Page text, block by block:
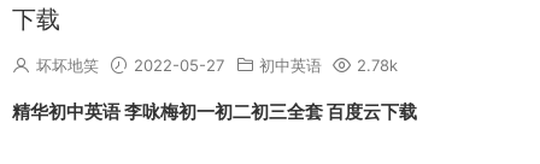
下载
坏坏地笑 2022-05-27 初中英语 2.78k
精华初中英语 李咏梅初一初二初三全套 百度云下载